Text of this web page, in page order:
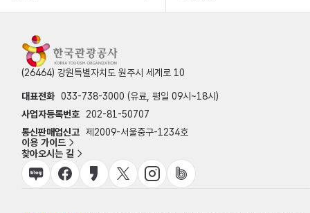
(26464) 강원특별자치도 원주시 세계로 10
대표전화 033-738-3000 (유료, 평일 09시~18시)
사업자등록번호
202-81-50707
통신판매업신고 제2009-서울중구-1234호
이용 가이드
찾아오시는 길